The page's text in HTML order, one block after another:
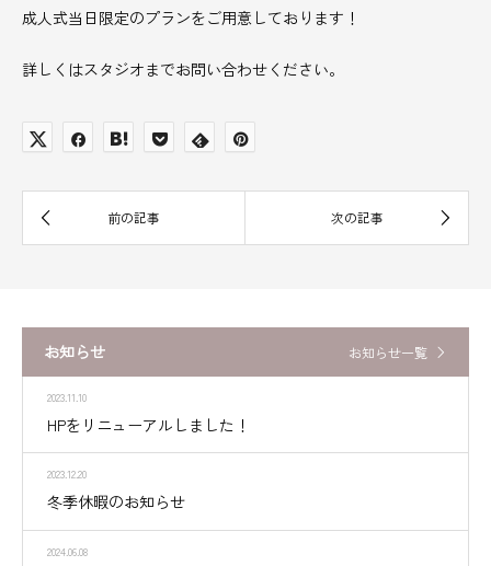
成人式当日限定のプランをご用意しております！
詳しくはスタジオまでお問い合わせください。
お知らせ お知らせ一覧
2023.11.10
HPをリニューアルしました！
2023.12.20
冬季休暇のお知らせ
2024.06.08